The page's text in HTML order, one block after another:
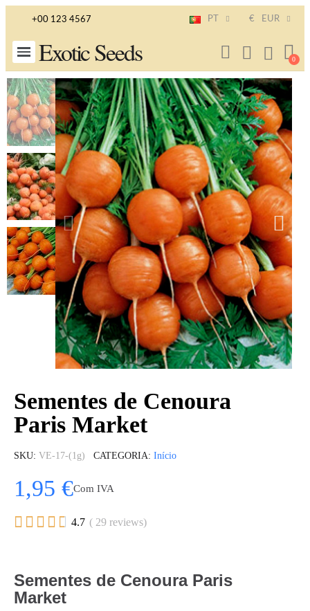
+00 123 4567 PT € EUR
Exotic Seeds
Sementes de Cenoura
Paris Market
SKU VE-17-(1g) CATEGORIA Início
1,95 €Com IVA
     4.7 ( 29 reviews)
Sementes de Cenoura Paris
Market